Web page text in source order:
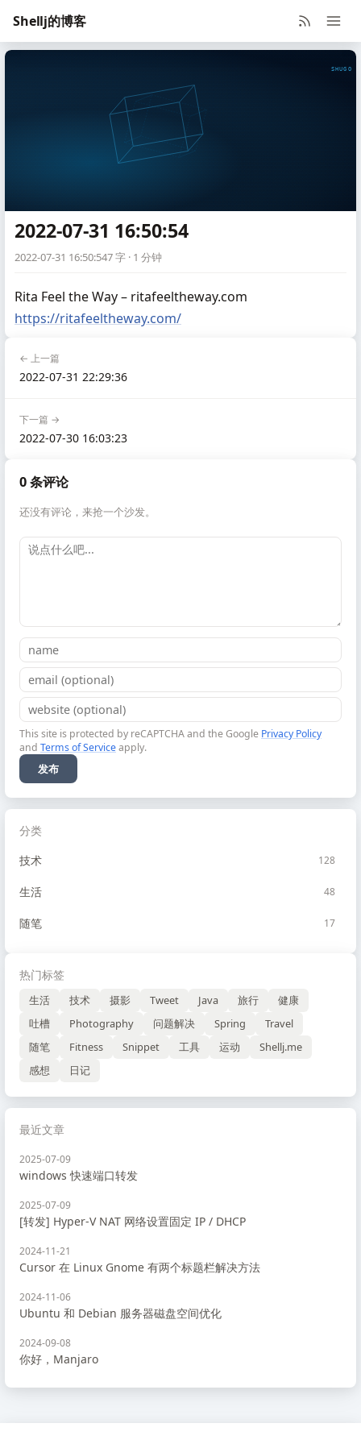
Shellj的博客
分类
技术
128
生活 48
随笔 17
热门标签
生活 技术 摄影 Tweet Java 旅行
健康
吐槽
Photography 问题解决 Spring
Travel
随笔
Fitness Snippet 工具 运动
Shellj.me
感想
日记
SHUGO
2022-07-31 16:50:54
2022-07-31 16:50:547 字 · 1 分钟
Rita Feel the Way – ritafeeltheway.com
https://ritafeeltheway.com/
← 上一篇
2022-07-31 22:29:36
下一篇 →
2022-07-30 16:03:23
0 条评论
还没有评论，来抢一个沙发。
This site is protected by reCAPTCHA and the Google Privacy Policy
and Terms of Serviceapply.
发布
最近文章
2025-07-09
windows 快速端口转发
2025-07-09
[转发] Hyper-V NAT 网络设置固定 IP / DHCP
2024-11-21
Cursor 在 Linux Gnome 有两个标题栏解决方法
2024-11-06
Ubuntu 和 Debian 服务器磁盘空间优化
2024-09-08
你好，Manjaro